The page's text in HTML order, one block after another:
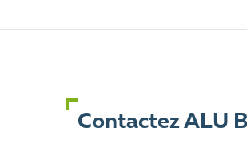
Contactez ALU